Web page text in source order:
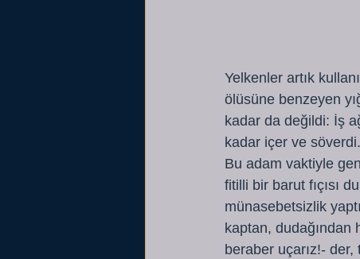
Yelkenler artık
ölüsüne benzeyen
kadar da değildi: İş
kadar içer ve
Bu adam vaktiyle
fitilli bir barut fıçısı
münasebetsizlik
kaptan, dudağından
beraber uçarız!-